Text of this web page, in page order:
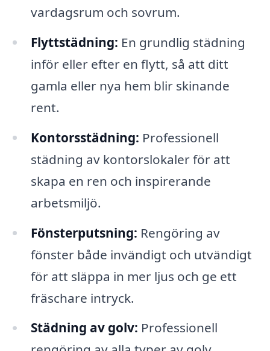
vardagsrum och sovrum.
Flyttstädning: En grundlig städning
inför eller efter en flytt, så att ditt
gamla eller nya hem blir skinande
rent.
Kontorsstädning: Professionell
städning av kontorslokaler för att
skapa en ren och inspirerande
arbetsmiljö.
Fönsterputsning: Rengöring av
fönster både invändigt och utvändigt
för att släppa in mer ljus och ge ett
fräschare intryck.
Städning av golv: Professionell